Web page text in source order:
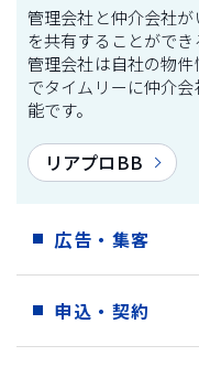
管理会社と仲介会社
を共有することができ
管理会社は自社の物
でタイムリーに仲介
能です。
リアプロBB
広告・集客
申込・契約